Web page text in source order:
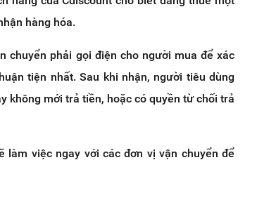
hàng hóa.
chuyển phải gọi điện cho người mua để xác
tiện nhất. Sau khi nhận, người tiêu dùng
không mới trả tiền, hoặc có quyền từ chối trả
làm việc ngay với các đơn vị vận chuyển để